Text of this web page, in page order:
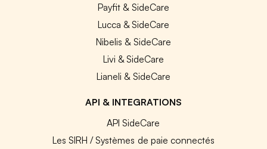
Payfit & SideCare
Lucca & SideCare
Nibelis & SideCare
Livi & SideCare
Lianeli & SideCare
API & INTEGRATIONS
API SideCare
Les SIRH / Systèmes de paie connectés